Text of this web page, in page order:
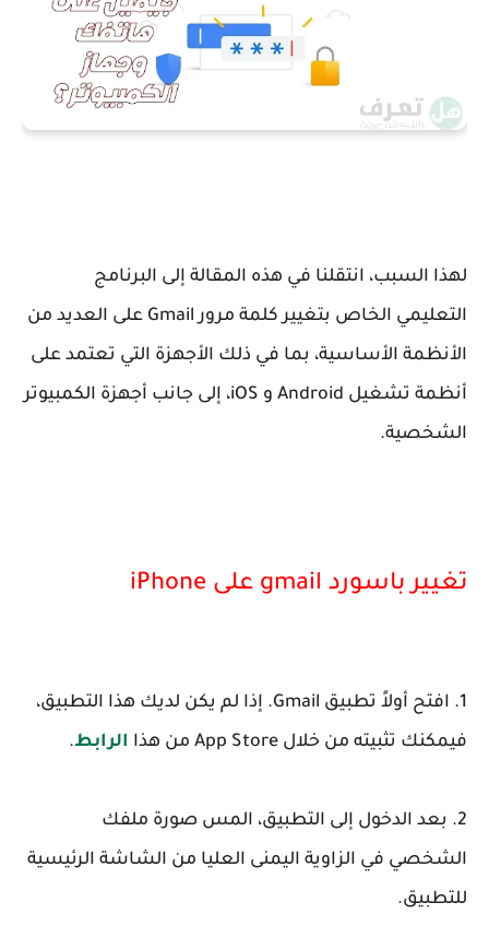
لهذا السبب، انتقلنا في هذه المقالة إلى البرنامج
التعليمي الخاص بتغيير كلمة مرور Gmail على العديد من
الأنظمة الأساسية، بما في ذلك الأجهزة التي تعتمد على
أنظمة تشغيل Android و iOS، إلى جانب أجهزة الكمبيوتر
الشخصية.
تغيير باسورد gmail على iPhone
1. افتح أولاً تطبيق Gmail. إذا لم يكن لديك هذا التطبيق،
فيمكنك تثبيته من خلال App Store من هذا
الرابط.
2. بعد الدخول إلى التطبيق، المس صورة ملفك
الشخصي في الزاوية اليمنى العليا من الشاشة الرئيسية
للتطبيق.